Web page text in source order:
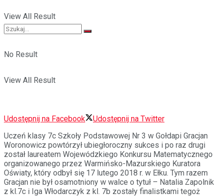
View All Result
No Result
View All Result
Udostępnij na Facebook
Udostępnij na Twitter
Uczeń klasy 7c Szkoły Podstawowej Nr 3 w Gołdapi Gracjan
Woronowicz powtórzył ubiegłoroczny sukces i po raz drugi
został laureatem Wojewódzkiego Konkursu Matematycznego
organizowanego przez Warmińsko-Mazurskiego Kuratora
Oświaty, który odbył się 17 lutego 2018 r. w Ełku. Tym razem
Gracjan nie był osamotniony w walce o tytuł – Natalia Zapolnik
z kl.7c i Iga Włodarczyk z kl. 7b zostały finalistkami tegoż